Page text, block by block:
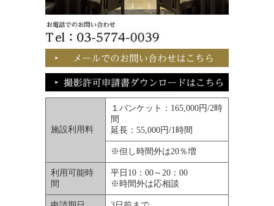
施設利用料
１バンケット：165,000円/2時
間
延長：55,000円/1時間
※但し時間外は20％増
利用可能時
間
平日10：00～20：00
※時間外は応相談